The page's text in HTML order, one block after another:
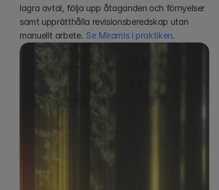
lagra avtal, följa upp åtaganden och förnyelser
samt upprätthålla revisionsberedskap utan
manuellt arbete. Se Miramis i praktiken.
Boka demo